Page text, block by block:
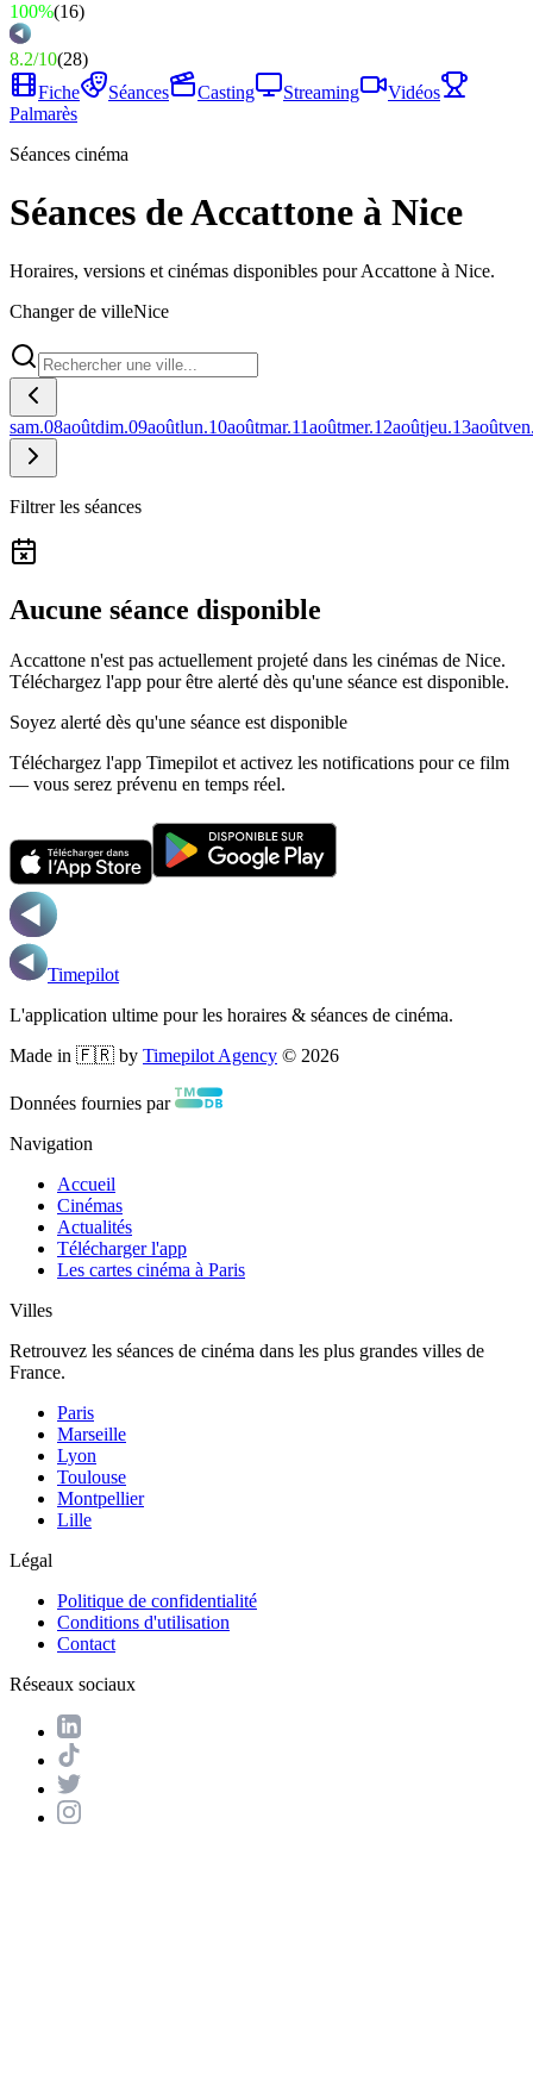
100%(16)
8.2/10(28)
Fiche
Séances Casting Streaming
Vidéos
Palmarès
Séances cinéma
Séances de Accattone à Nice
Horaires, versions et cinémas disponibles pour Accattone à Nice.
Changer de villeNice
sam.08aoûtdim.09aoûtlun.10aoûtmar.11aoûtmer.12aoûtjeu.13août
Filtrer les séances
Aucune séance disponible
Accattone n'est pas actuellement projeté dans les cinémas de Nice.
Téléchargez l'app pour être alerté dès qu'une séance est disponible.
Soyez alerté dès qu'une séance est disponible
Téléchargez l'app Timepilot et activez les notifications pour ce film
— vous serez prévenu en temps réel.
Timepilot
L'application ultime pour les horaires & séances de cinéma.
Made in 🇫🇷 by Timepilot Agency © 2026
Données fournies par
Navigation
Accueil
Cinémas
Actualités
Télécharger l'app
Les cartes cinéma à Paris
Villes
Retrouvez les séances de cinéma dans les plus grandes villes de
France.
Paris
Marseille
Lyon
Toulouse
Montpellier
Lille
Légal
Politique de confidentialité
Conditions d'utilisation
Contact
Réseaux sociaux